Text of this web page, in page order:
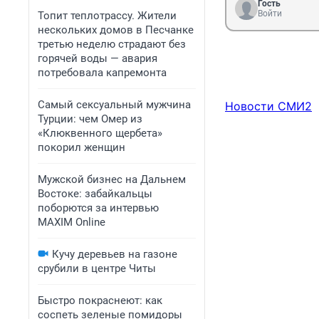
Топит теплотрассу. Жители
нескольких домов в Песчанке
третью неделю страдают без
горячей воды — авария
потребовала капремонта
Самый сексуальный мужчина
Турции: чем Омер из
«Клюквенного щербета»
покорил женщин
Мужской бизнес на Дальнем
Востоке: забайкальцы
поборются за интервью
MAXIM Online
Кучу деревьев на газоне
срубили в центре Читы
Быстро покраснеют: как
соспеть зеленые помидоры
Гость
Войти
Новости СМИ2